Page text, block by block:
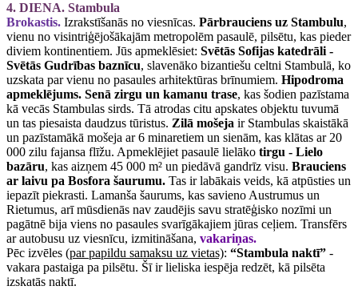
4. DIENA. Stambula
Brokastis. Izrakstīšanās no viesnīcas. Pārbrauciens uz Stambulu,
vienu no visintriģējošākajām metropolēm pasaulē, pilsētu, kas pieder
diviem kontinentiem. Jūs apmeklēsiet: Svētās Sofijas katedrāli -
Svētās Gudrības baznīcu, slavenāko bizantiešu celtni Stambulā, ko
uzskata par vienu no pasaules arhitektūras brīnumiem. Hipodroma
apmeklējums. Senā zirgu un kamanu trase, kas šodien pazīstama
kā vecās Stambulas sirds. Tā atrodas citu apskates objektu tuvumā
un tas piesaista daudzus tūristus. Zilā mošeja ir Stambulas skaistākā
un pazīstamākā mošeja ar 6 minaretiem un sienām, kas klātas ar 20
000 zilu fajansa flīžu. Apmeklējiet pasaulē lielāko tirgu - Lielo
bazāru, kas aizņem 45 000 m² un piedāvā gandrīz visu. Brauciens
ar laivu pa Bosfora šaurumu. Tas ir labākais veids, kā atpūsties un
iepazīt piekrasti. Lamanša šaurums, kas savieno Austrumus un
Rietumus, arī mūsdienās nav zaudējis savu stratēģisko nozīmi un
pagātnē bija viens no pasaules svarīgākajiem jūras ceļiem. Transfērs
ar autobusu uz viesnīcu, izmitināšana, vakariņas.
Pēc izvēles (par papildu samaksu uz vietas): “Stambula naktī” -
vakara pastaiga pa pilsētu. Šī ir lieliska iespēja redzēt, kā pilsēta
izskatās naktī.